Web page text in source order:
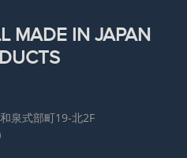
MADE IN JAPAN
泉式部町19-北2F